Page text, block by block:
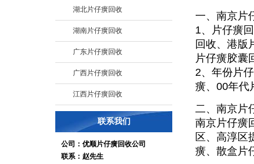
湖北片仔癀回收
湖南片仔癀回收
广东片仔癀回收
广西片仔癀回收
江西片仔癀回收
联系我们
公司：优顺片仔癀回收公司
联系：赵先生
一、南京片
1、片仔癀
回收、港版
片仔癀胶囊
2、年份片
癀、00年代
二、南京片
南京片仔癀
区、高淳区
癀、散盒片